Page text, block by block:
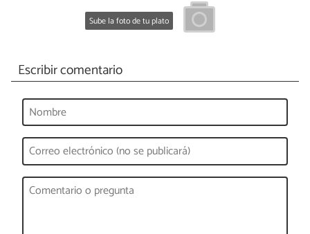
Sube la foto de tu plato
Escribir comentario